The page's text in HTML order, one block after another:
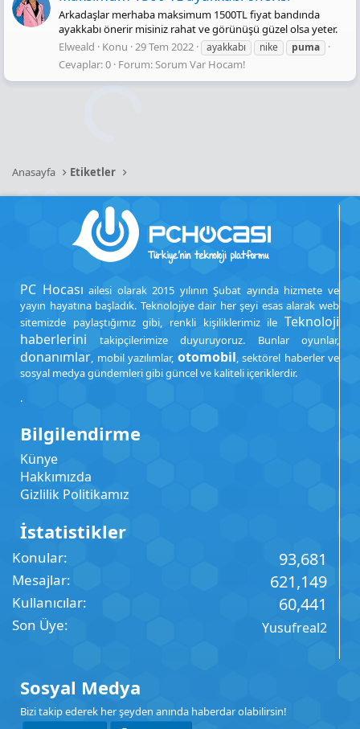
Arkadaşlar merhaba maksimum 1500TL fiyat bandında
ayakkabı önerir misiniz rahat ve görünüşü güzel olsa yeter.
Elweald
Konu 29 Tem 2022 ayakkabı nike puma
Cevaplar: 0 Forum:Sorum Var Hocam!
Anasayfa Etiketler
PC Hocası ailesi olarak 2015 yılının Şubat ayında hizmete ve
yayın hayatına başladık. Teknolojiye dair her şeyi esas alarak web
sitemizde paylaştığımız gibi, renkli kişiliklerimiz ile Teknoloji
haberlerini takipçilerimize duyuruyoruz. Bunlar oyunlar,
donanımlar, mobil yazılımlar, otomobil, sektörel haberler ve
sosyal medya gündemleri gibi güncel ve kaliteli içeriklerdir.
.
Bilgilendirme
Künye
Hakkımızda
Gizlilik Politikamız
İstatistikler
Konular 93,681
Mesajlar 621,149
Kullanıcılar 60,441
Son Üye Yusufreal2
Sosyal Medya
Bizi takip ederek her şeyden anında haberdar olabilirsin!